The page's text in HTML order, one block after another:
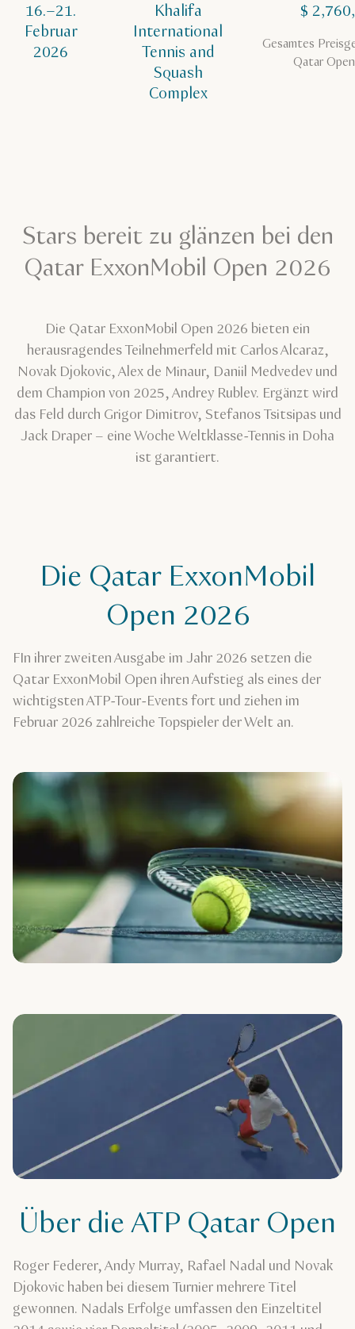
16.–21.
Februar
2026
Khalifa
International
Tennis and
Squash
Complex
$
Gesamtes
Qatar
Stars bereit zu glänzen bei den
Qatar ExxonMobil Open 2026
Die Qatar ExxonMobil Open 2026 bieten ein
herausragendes Teilnehmerfeld mit Carlos Alcaraz,
Novak Djokovic, Alex de Minaur, Daniil Medvedev und
dem Champion von 2025, Andrey Rublev. Ergänzt wird
das Feld durch Grigor Dimitrov, Stefanos Tsitsipas und
Jack Draper – eine Woche Weltklasse-Tennis in Doha
ist garantiert.
Die Qatar ExxonMobil
Open 2026
FIn ihrer zweiten Ausgabe im Jahr 2026 setzen die
Qatar ExxonMobil Open ihren Aufstieg als eines der
wichtigsten ATP-Tour-Events fort und ziehen im
Februar 2026 zahlreiche Topspieler der Welt an.
Über die ATP Qatar Open
Roger Federer, Andy Murray, Rafael Nadal und Novak
Djokovic haben bei diesem Turnier mehrere Titel
gewonnen. Nadals Erfolge umfassen den Einzeltitel